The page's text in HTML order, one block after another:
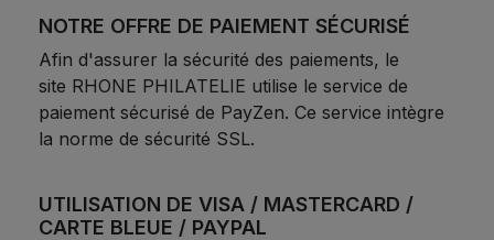
NOTRE OFFRE DE PAIEMENT SÉCURISÉ
Afin d'assurer la sécurité des paiements, le
site RHONE PHILATELIE utilise le service de
paiement sécurisé de PayZen. Ce service intègre
la norme de sécurité SSL.
UTILISATION DE VISA / MASTERCARD /
CARTE BLEUE / PAYPAL